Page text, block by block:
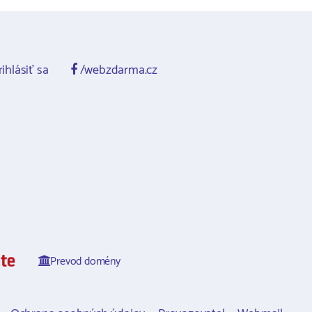
sa /webzdarma.cz
Prevod domény